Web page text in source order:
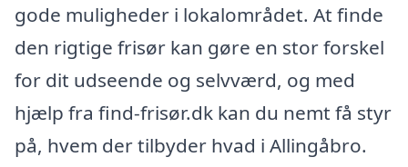
gode muligheder i lokalområdet. At finde
den rigtige frisør kan gøre en stor forskel
for dit udseende og selvværd, og med
hjælp fra find-frisør.dk kan du nemt få styr
på, hvem der tilbyder hvad i Allingåbro.